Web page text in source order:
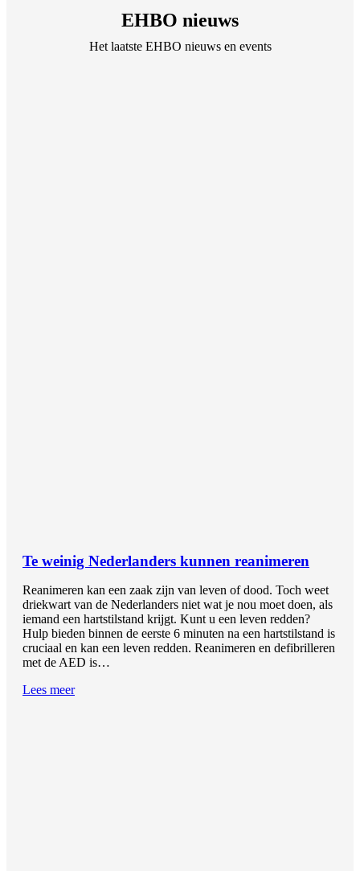
EHBO nieuws
Het laatste EHBO nieuws en events
Te weinig Nederlanders kunnen reanimeren
Reanimeren kan een zaak zijn van leven of dood. Toch weet
driekwart van de Nederlanders niet wat je nou moet doen, als
iemand een hartstilstand krijgt. Kunt u een leven redden?
Hulp bieden binnen de eerste 6 minuten na een hartstilstand is
cruciaal en kan een leven redden. Reanimeren en defibrilleren
met de AED is…
Lees meer